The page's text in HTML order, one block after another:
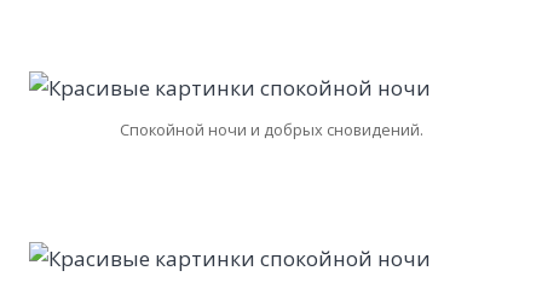
Спокойной ночи и добрых сновидений.